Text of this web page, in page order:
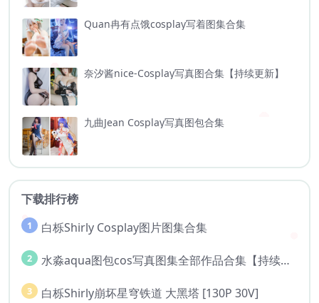
Quan冉有点饿cosplay写着图集合集
奈汐酱nice-Cosplay写真图合集【持续更新】
九曲Jean Cosplay写真图包合集
下载排行榜
1 白栎Shirly Cosplay图片图集合集
2 水淼aqua图包cos写真图集全部作品合集【持续更新..】
3 白栎Shirly崩坏星穹铁道 大黑塔 [130P 30V]